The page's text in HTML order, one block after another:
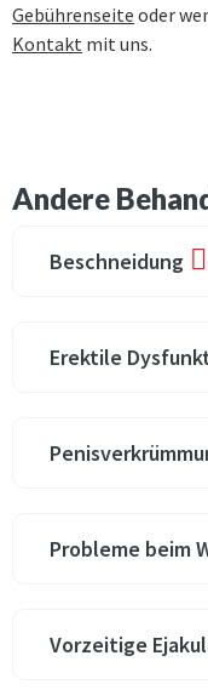
Gebührenseite oder
Kontakt mit uns.
Andere
Beschneidung
Erektile
Probleme beim
Vorzeitige